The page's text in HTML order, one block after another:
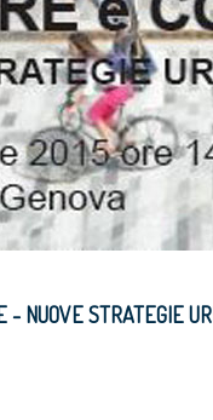
- NUOVE STRATEGIE